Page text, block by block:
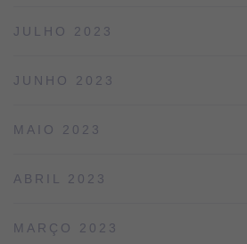
JULHO 2023
JUNHO 2023
MAIO 2023
ABRIL 2023
MARÇO 2023